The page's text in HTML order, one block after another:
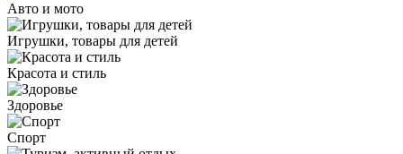
Авто и мото
Игрушки, товары для детей
Красота и стиль
Здоровье
Спорт